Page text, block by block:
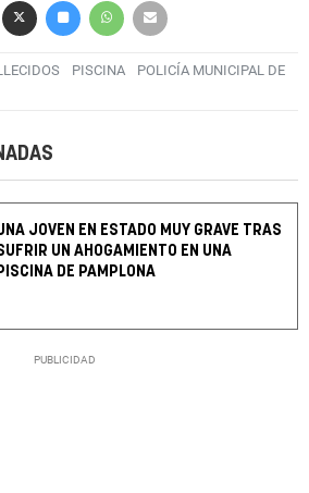
PISCINA
POLICÍA MUNICIPAL DE
JOVEN EN ESTADO MUY GRAVE TRAS
UN AHOGAMIENTO EN UNA
PISCINA DE PAMPLONA